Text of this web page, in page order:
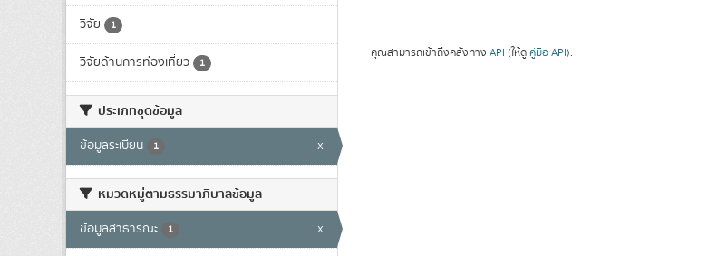
วิจัย 1
วิจัยด้านการท่องเที่ยว 1
ประเภทชุดข้อมูล
ข้อมูลระเบียน 1 x
หมวดหมู่ตามธรรมาภิบาลข้อมูล
ข้อมูลสาธารณะ 1 x
คุณสามารถเข้าถึงคลังทาง API (ให้ดู คู่มือ API).